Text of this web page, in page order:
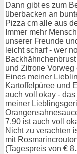
Dann gibt es zum
überbacken an
Pizza cm alle aus
Immer mehr
unserer Freunde
leicht scharf - wer
und Zitrone Vorweg
Eines meiner
Kartoffelpüree und
auch voll okay -
meiner
7.90 ist auch voll
Nicht zu verachten
mit
(Tagespreis von €